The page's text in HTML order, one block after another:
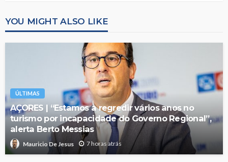
YOU MIGHT ALSO LIKE
ÚLTIMAS
AÇORES | “Estamos a regredir vários anos no
turismo por incapacidade do Governo Regional”,
alerta Berto Messias
Mauricio De Jesus 7 horas atrás